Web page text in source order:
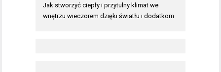
Jak stworzyć ciepły i przytulny klimat we
wnętrzu wieczorem dzięki światłu i dodatkom